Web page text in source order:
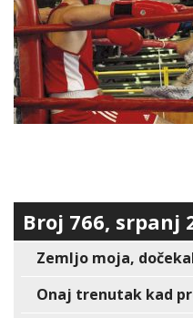
Broj 766, srpanj
Zemljo moja,
Onaj trenutak kad